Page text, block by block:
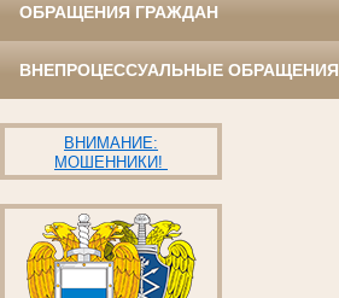
ОБРАЩЕНИЯ ГРАЖДАН
ВНЕПРОЦЕССУАЛЬНЫЕ ОБРАЩЕНИЯ
ВНИМАНИЕ:
МОШЕННИКИ!